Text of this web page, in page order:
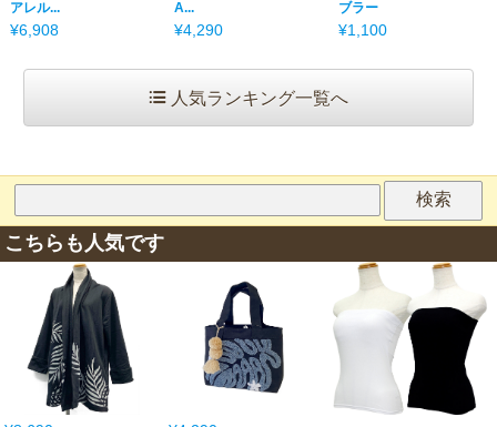
アレル...
¥6,908
A...
¥4,290
ブラー
¥1,100
人気ランキング一覧へ
こちらも人気です